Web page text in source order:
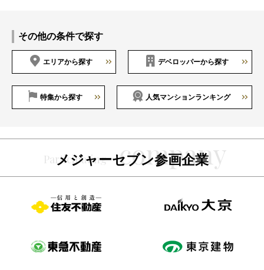
その他の条件で探す
エリアから探す デベロッパーから探す
特集から探す 人気マンションランキング
メジャーセブン参画企業